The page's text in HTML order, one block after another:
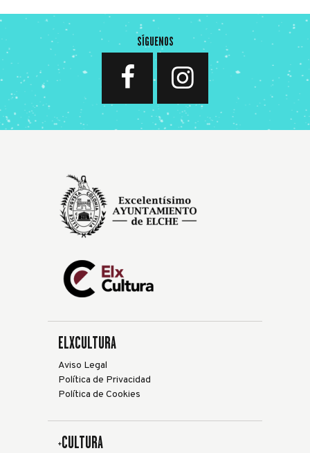
SÍGUENOS
ELXCULTURA
Aviso Legal
Política de Privacidad
Política de Cookies
+CULTURA